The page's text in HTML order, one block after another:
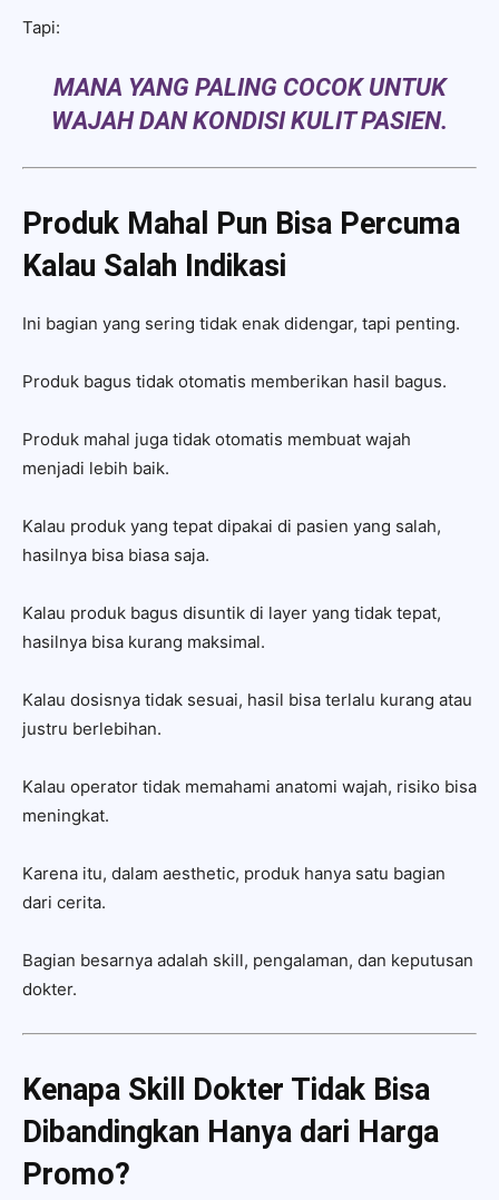
Tapi:
MANA YANG PALING COCOK UNTUK
WAJAH DAN KONDISI KULIT PASIEN.
Produk Mahal Pun Bisa Percuma
Kalau Salah Indikasi
Ini bagian yang sering tidak enak didengar, tapi penting.
Produk bagus tidak otomatis memberikan hasil bagus.
Produk mahal juga tidak otomatis membuat wajah
menjadi lebih baik.
Kalau produk yang tepat dipakai di pasien yang salah,
hasilnya bisa biasa saja.
Kalau produk bagus disuntik di layer yang tidak tepat,
hasilnya bisa kurang maksimal.
Kalau dosisnya tidak sesuai, hasil bisa terlalu kurang atau
justru berlebihan.
Kalau operator tidak memahami anatomi wajah, risiko bisa
meningkat.
Karena itu, dalam aesthetic, produk hanya satu bagian
dari cerita.
Bagian besarnya adalah skill, pengalaman, dan keputusan
dokter.
Kenapa Skill Dokter Tidak Bisa
Dibandingkan Hanya dari Harga
Promo?